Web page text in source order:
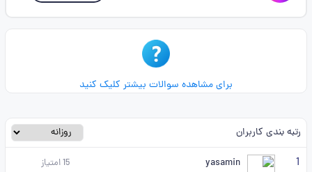
برای مشاهده سوالات بیشتر کلیک کنید
رتبه بندی کاربران
1
yasamin
15امتیاز